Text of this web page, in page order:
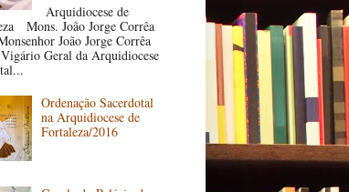
Arquidiocese de
Mons. João Jorge Corrêa
João Jorge Corrêa
Geral da Arquidiocese
Ordenação Sacerdotal
na Arquidiocese de
Fortaleza/2016